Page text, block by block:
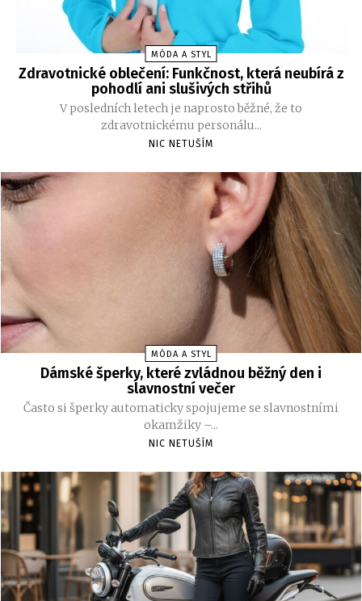
MÓDA A STYL
Zdravotnické oblečení: Funkčnost, která neubírá z
pohodlí ani slušivých střihů
V posledních letech je naprosto běžné, že to
zdravotnickému personálu...
NIC NETUŠÍM
MÓDA A STYL
Dámské šperky, které zvládnou běžný den i
slavnostní večer
Často si šperky automaticky spojujeme se slavnostními
okamžiky –...
NIC NETUŠÍM